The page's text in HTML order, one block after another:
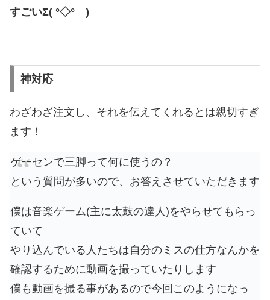
すごいΣ( °◇° )
神対応
わざわざ注文し、それを伝えてくれるとは親切すぎ
ます！
ゲーセンで三脚って何に使うの？
という質問が多いので、お答えさせていただきます
僕は音楽ゲーム(主に太鼓の達人)をやらせてもらっ
ていて
やり込んでいる人たちは自分のミスの仕方なんかを
確認するために動画を撮っていたりします
僕も動画を撮る事があるので今回このようになっ